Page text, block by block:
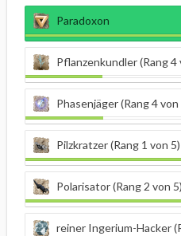
Paradoxon
Pflanzenkundler (Rang 4
Phasenjäger (Rang 4 von
Pilzkratzer (Rang 1 von 5)
Polarisator (Rang 2 von 5)
reiner Ingerium-Hacker